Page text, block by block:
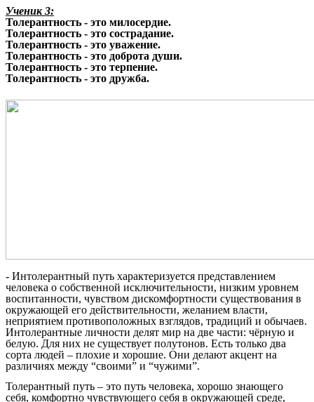
Ученик 3:
Толерантность - это милосердие.
Толерантность - это сострадание.
Толерантность - это уважение.
Толерантность - это доброта души.
Толерантность - это терпение.
Толерантность - это дружба.
- Интолерантный путь характеризуется представлением
человека о собственной исключительности, низким уровнем
воспитанности, чувством дискомфортности существования в
окружающей его действительности, желанием власти,
неприятием противоположных взглядов, традиций и обычаев.
Интолерантные личности делят мир на две части: чёрную и
белую. Для них не существует полутонов. Есть только два
сорта людей – плохие и хорошие. Они делают акцент на
различиях между “своими” и “чужими”.
Толерантный путь – это путь человека, хорошо знающего
себя, комфортно чувствующего себя в окружающей среде,